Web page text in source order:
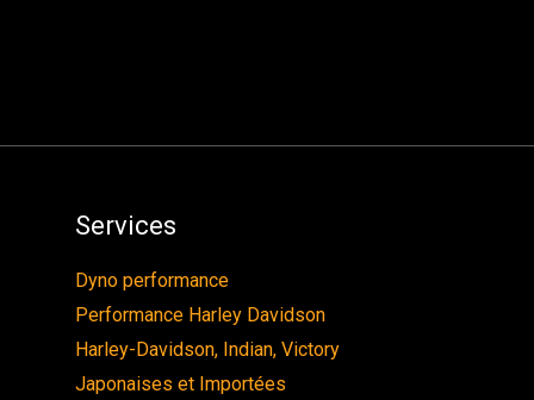
Services
Dyno performance
Performance Harley Davidson
Harley-Davidson, Indian, Victory
Japonaises et Importées